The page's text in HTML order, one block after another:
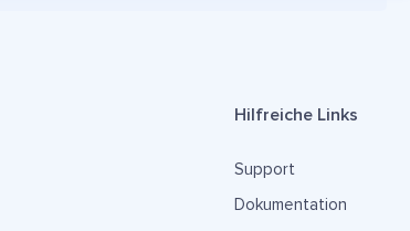
Hilfreiche Links
Support
Dokumentation